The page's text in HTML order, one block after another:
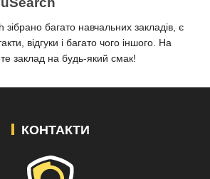
багато навчальних закладів, є
відгуки і багато чого іншого. На
заклад на будь-який смак!
КОНТАКТИ